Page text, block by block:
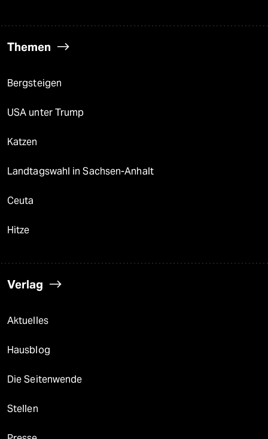
Themen
Bergsteigen
USA unter Trump
Katzen
Landtagswahl in Sachsen-Anhalt
Ceuta
Hitze
Verlag
Aktuelles
Hausblog
Die Seitenwende
Stellen